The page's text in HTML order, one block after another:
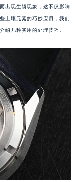
出现生锈现象，这不仅影响
土壤元素的巧妙应用，我们
绍几种实用的处理技巧。